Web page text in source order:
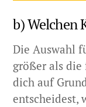
b) Welchen
Die Auswahl
größer als die
dich auf
entscheidest,